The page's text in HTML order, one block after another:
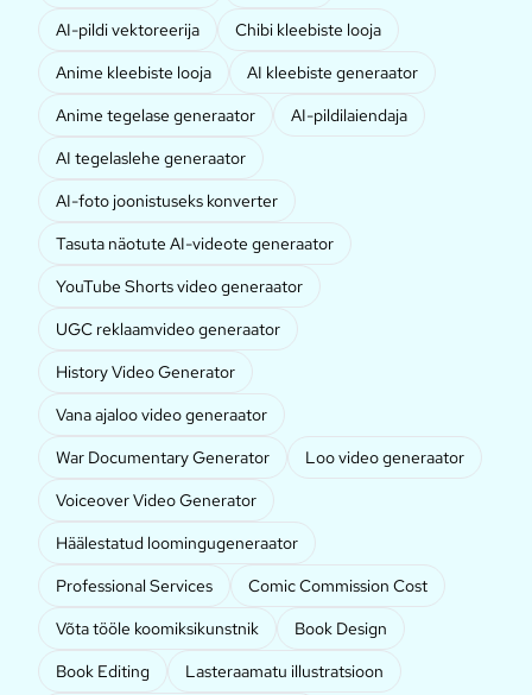
AI-pildi vektoreerija
Chibi kleebiste looja
Anime kleebiste looja
AI kleebiste generaator
Anime tegelase generaator
AI-pildilaiendaja
AI tegelaslehe generaator
AI-foto joonistuseks konverter
Tasuta näotute AI-videote generaator
YouTube Shorts video generaator
UGC reklaamvideo generaator
History Video Generator
Vana ajaloo video generaator
War Documentary Generator
Loo video generaator
Voiceover Video Generator
Häälestatud loomingugeneraator
Professional Services
Comic Commission Cost
Võta tööle koomiksikunstnik
Book Design
Book Editing
Lasteraamatu illustratsioon